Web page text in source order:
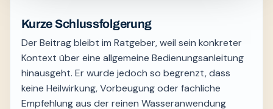
Kurze Schlussfolgerung
Der Beitrag bleibt im Ratgeber, weil sein konkreter
Kontext über eine allgemeine Bedienungsanleitung
hinausgeht. Er wurde jedoch so begrenzt, dass
keine Heilwirkung, Vorbeugung oder fachliche
Empfehlung aus der reinen Wasseranwendung